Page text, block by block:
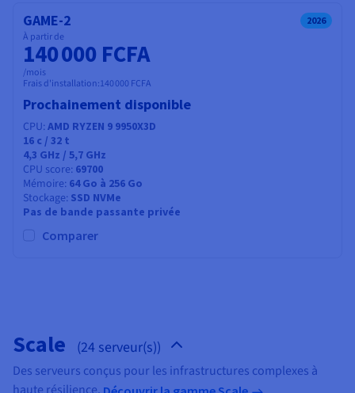
GAME-2 2026
À partir de
140 000 FCFA
/mois
Frais d'installation:140 000 FCFA
Prochainement disponible
CPU AMD RYZEN 9 9950X3D
16 c / 32 t
4,3 GHz / 5,7 GHz
CPU score 69700
Mémoire 64 Go à 256 Go
Stockage SSD NVMe
Pas de bande passante privée
Comparer
Scale (24 serveur(s))
Des serveurs conçus pour les infrastructures complexes à